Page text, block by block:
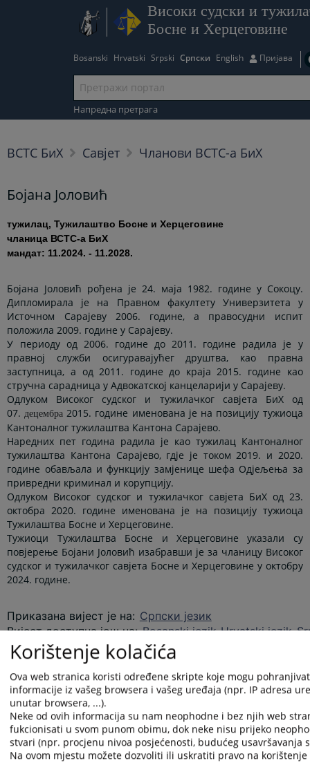
Високи судски и
Босне и Херцеговине
Bosanski Hrvatski Srpski Српски English Пријава
Напредна претрага
ВСТС БиХ Савјет Чланови ВСТС-а БиХ
Бојана Јоловић
тужилац, Тужилаштво Босне и Херцеговине
чланица ВСТС-а БиХ
мандат: 11.2024. - 11.2028.
Бојана Јоловић рођена је 24. маја 1982. године у Сокоцу.
Дипломирала је на Правном факултету Универзитета у
Источном Сарајеву 2006. године, а правосудни испит
положила 2009. године у Сарајеву.
У периоду од 2006. године до 2011. године радила је у
правној служби осигуравајућег друштва, као правна
заступница, а од 2011. године до краја 2015. године као
стручна сарадница у Адвокатској канцеларији у Сарајеву.
Одлуком Високог судског и тужилачког савјета БиХ од
07. децембра 2015. године именована је на позицију тужиоца
Кантоналног тужилаштва Кантона Сарајево.
Наредних пет година радила је као тужилац Кантоналног
тужилаштва Кантона Сарајево, гдје је током 2019. и 2020.
године обављала и функцију замјенице шефа Одјељења за
привредни криминал и корупцију.
Одлуком Високог судског и тужилачког савјета БиХ од 23.
октобра 2020. године именована је на позицију тужиоца
Тужилаштва Босне и Херцеговине.
Тужиоци Тужилаштва Босне и Херцеговине указали су
повјерење Бојани Јоловић изабравши је за чланицу Високог
судског и тужилачког савјета Босне и Херцеговине у октобру
2024. године.
Приказана вијест је на: Српски језик
Вијест доступна још на: Bosanski jezik Hrvatski jezik
587ПРЕГЛЕДА
Korištenje kolačića
Ova web stranica koristi određene skripte koje mogu
informacije iz vašeg browsera i vašeg uređaja (npr. IP adresa
unutar browsera, ...).
Neke od ovih informacija su nam neophodne i bez njih web
fukcionisati u svom punom obimu, dok neke nisu prijeko
stvari (npr. procjenu nivoa posjećenosti, budućeg usavršavanja
Na ovom mjestu možete dozvoliti ili uskratiti pravo na